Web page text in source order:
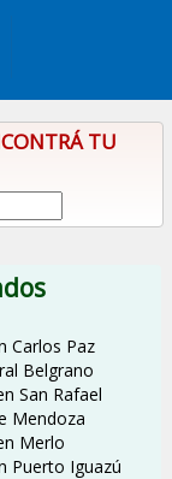
TU
Carlos Paz
Belgrano
San Rafael
Mendoza
Merlo
Puerto Iguazú